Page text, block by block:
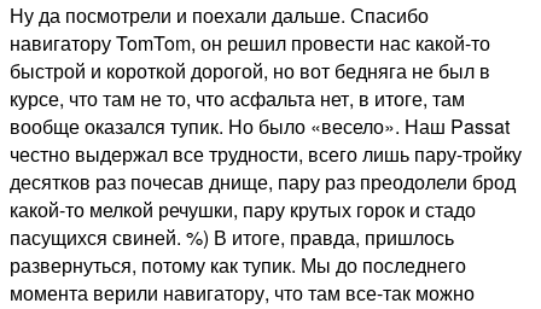
Ну да посмотрели и поехали дальше. Спасибо
навигатору TomTom, он решил провести нас какой-то
быстрой и короткой дорогой, но вот бедняга не был в
курсе, что там не то, что асфальта нет, в итоге, там
вообще оказался тупик. Но было «весело». Наш Passat
честно выдержал все трудности, всего лишь пару-тройку
десятков раз почесав днище, пару раз преодолели брод
какой-то мелкой речушки, пару крутых горок и стадо
пасущихся свиней. %) В итоге, правда, пришлось
развернуться, потому как тупик. Мы до последнего
момента верили навигатору, что там все-так можно